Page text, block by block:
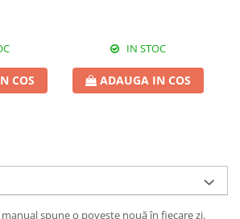
COS
IN STOC
ADAUGA IN COS
spune o poveste nouă în fiecare zi.